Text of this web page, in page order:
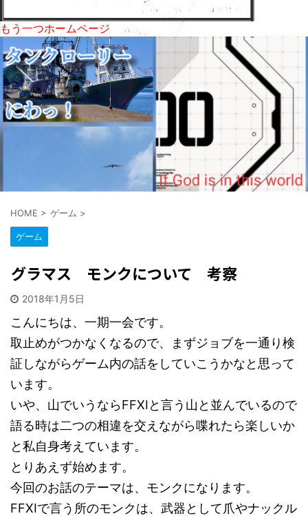
楽天市場でclick
もう一つホームページ
HOME > ゲーム >
ゲーム
グラマス モンクについて 考察
2018年1月5日
こんにちは、一期一会です。
取止めがつかなくなるので、まずジョブを一通り検
証しながらゲーム内の話をしていこうかなと思って
います。
いや、山でいうならFFXIと言う山と並んでいるので
語る時は二つの相違を交えながら喋れたら楽しいか
と私自身考えています。
とりあえず始めます。
今回のお話のテーマは、モンクになります。
FFXIで言う所のモンクは、武器として爪やナックル